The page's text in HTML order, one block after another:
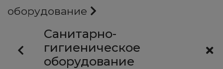
оборудование
Санитарно-
гигиеническое
оборудование